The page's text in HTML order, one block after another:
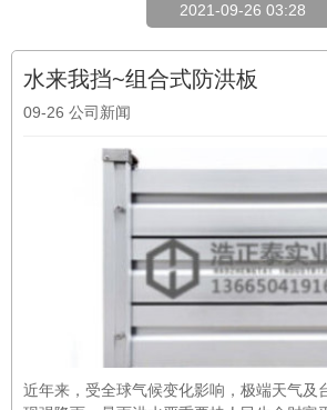
2021-09-26 03:28
水来我挡~组合式防洪板
09-26 公司新闻
近年来，受全球气候变化影响，极端天气及